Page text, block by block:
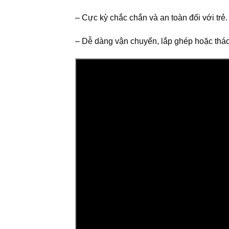
– Cực kỳ chắc chắn và an toàn đối với trẻ.
– Dễ dàng vận chuyển, lắp ghép hoặc